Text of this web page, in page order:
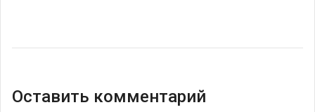
Оставить комментарий